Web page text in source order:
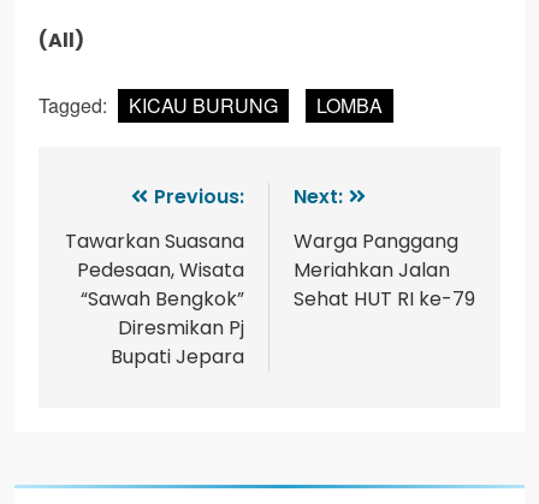
(All)
Tagged: KICAU BURUNG LOMBA
Previous:
Tawarkan Suasana
Pedesaan, Wisata
“Sawah Bengkok”
Diresmikan Pj
Bupati Jepara
Next:
Warga Panggang
Meriahkan Jalan
Sehat HUT RI ke-79